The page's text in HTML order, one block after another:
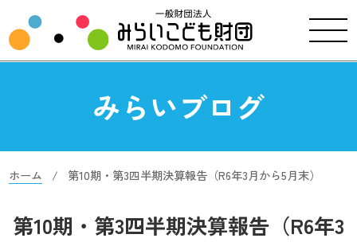
みらいブログ
ホーム 第10期・第3四半期決算報告（R6年3月から5月末）
第10期・第3四半期決算報告（R6年3